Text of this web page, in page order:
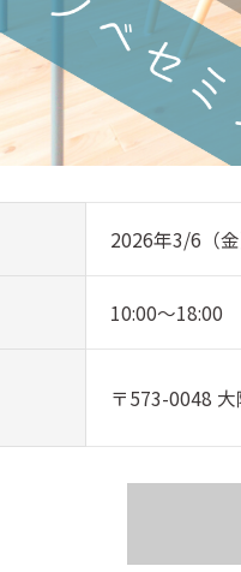
2026年3/6（
10:00～18:00
〒573-0048